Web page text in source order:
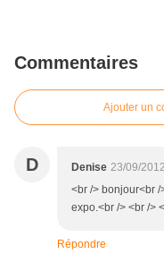
Commentaires
Ajouter un
D Denise 23/09/
<br /> bonjour<br /
expo.<br /> <br />
Répondre